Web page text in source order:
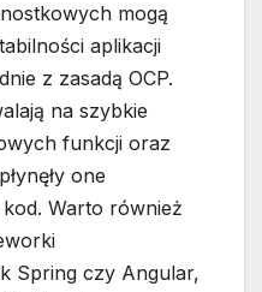
mogą
aplikacji
z zasadą OCP.
na szybkie
funkcji oraz
one
Warto również
Spring czy Angular,